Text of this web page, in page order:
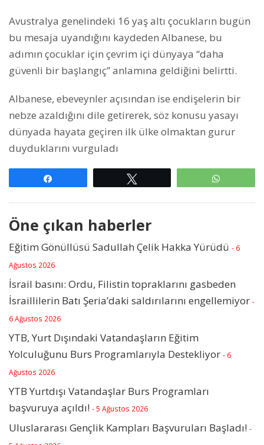
Avustralya genelindeki 16 yaş altı çocukların bugün
bu mesaja uyandığını kaydeden Albanese, bu
adımın çocuklar için çevrim içi dünyaya “daha
güvenli bir başlangıç” anlamına geldiğini belirtti.
Albanese, ebeveynler açısından ise endişelerin bir
nebze azaldığını dile getirerek, söz konusu yasayı
dünyada hayata geçiren ilk ülke olmaktan gurur
duyduklarını vurguladı
Öne çıkan haberler
Eğitim Gönüllüsü Sadullah Çelik Hakka Yürüdü - 6
Ağustos 2026
İsrail basını: Ordu, Filistin topraklarını gasbeden
İsraillilerin Batı Şeria’daki saldırılarını engellemiyor -
6 Ağustos 2026
YTB, Yurt Dışındaki Vatandaşların Eğitim
Yolculuğunu Burs Programlarıyla Destekliyor - 6
Ağustos 2026
YTB Yurtdışı Vatandaşlar Burs Programları
başvuruya açıldı! - 5 Ağustos 2026
Uluslararası Gençlik Kampları Başvuruları Başladı! -